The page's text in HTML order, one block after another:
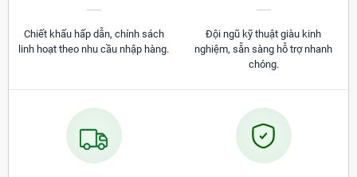
Chiết khấu hấp dẫn, chính sách
linh hoạt theo nhu cầu nhập hàng.
Đội ngũ kỹ thuật giàu kinh
nghiệm, sẵn sàng hỗ trợ nhanh
chóng.